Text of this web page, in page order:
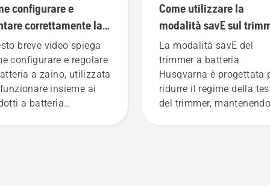
configurare e
correttamente la
a zaino
breve video spiega
configurare e regolare
a zaino, utilizzata
insieme ai
a batteria
Come utilizzare la
modalità savE sul
a batteria
La modalità savE del
trimmer a batteria
Husqvarna è progettata
ridurre il regime della
del trimmer,